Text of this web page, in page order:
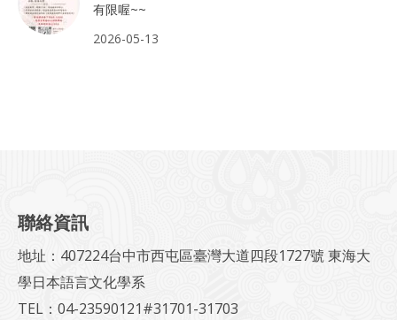
有限喔~~
2026-05-13
聯絡資訊
地址：407224台中市西屯區臺灣大道四段1727號 東海大
學日本語言文化學系
TEL：04-23590121#31701-31703